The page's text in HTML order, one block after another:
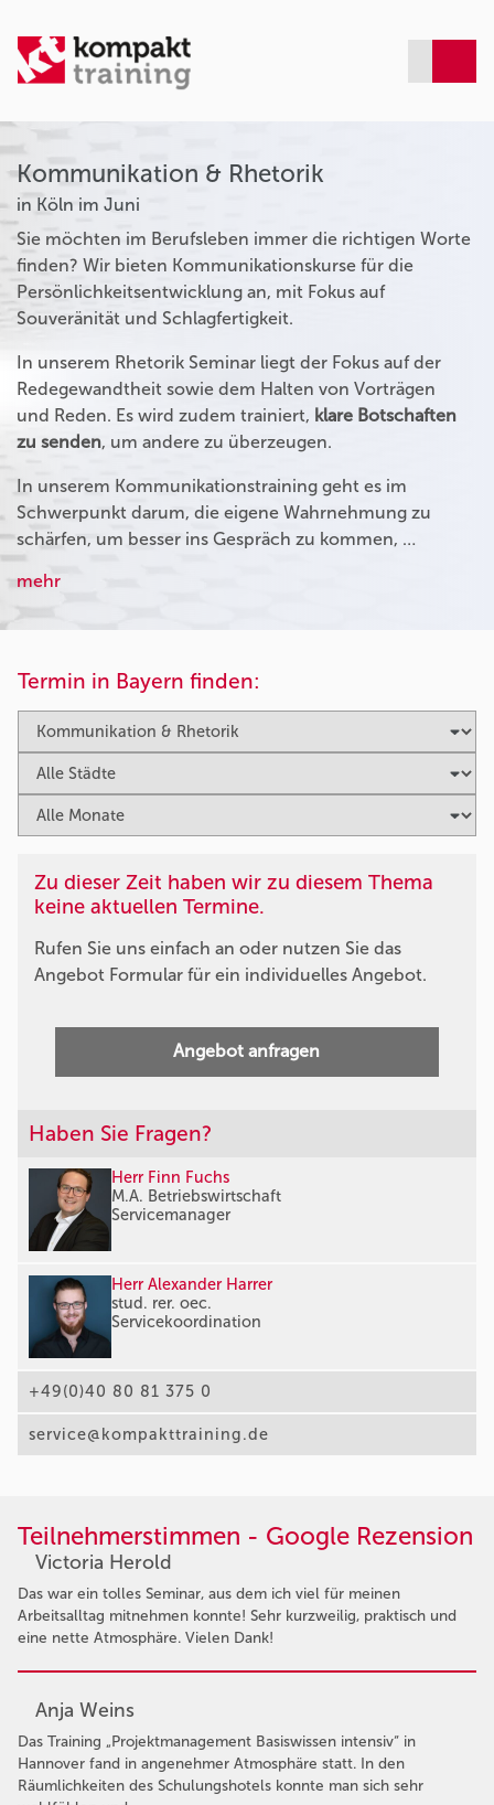
Kommunikation & Rhetorik
in Köln im Juni
Sie möchten im Berufsleben immer die richtigen Worte
finden? Wir bieten Kommunikationskurse für die
Persönlichkeitsentwicklung an, mit Fokus auf
Souveränität und Schlagfertigkeit.
In unserem Rhetorik Seminar liegt der Fokus auf der
Redegewandtheit sowie dem Halten von Vorträgen
und Reden. Es wird zudem trainiert, klare Botschaften
zu senden, um andere zu überzeugen.
In unserem Kommunikationstraining geht es im
Schwerpunkt darum, die eigene Wahrnehmung zu
schärfen, um besser ins Gespräch zu kommen, …
mehr
Termin in Bayern finden:
Zu dieser Zeit haben wir zu diesem Thema
keine aktuellen Termine.
Rufen Sie uns einfach an oder nutzen Sie das
Angebot Formular für ein individuelles Angebot.
Angebot anfragen
Haben Sie Fragen?
Herr Finn Fuchs
M.A. Betriebswirtschaft
Servicemanager
Herr Alexander Harrer
stud. rer. oec.
Servicekoordination
+49(0)40 80 81 375 0
service@kompakttraining.de
Teilnehmerstimmen - Google Rezension
Victoria Herold
Das war ein tolles Seminar, aus dem ich viel für meinen
Arbeitsalltag mitnehmen konnte! Sehr kurzweilig, praktisch und
eine nette Atmosphäre. Vielen Dank!
Anja Weins
Das Training „Projektmanagement Basiswissen intensiv“ in
Hannover fand in angenehmer Atmosphäre statt. In den
Räumlichkeiten des Schulungshotels konnte man sich sehr